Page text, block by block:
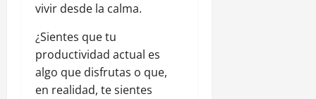
vivir desde la calma.
¿Sientes que tu
productividad actual es
algo que disfrutas o que,
en realidad, te sientes